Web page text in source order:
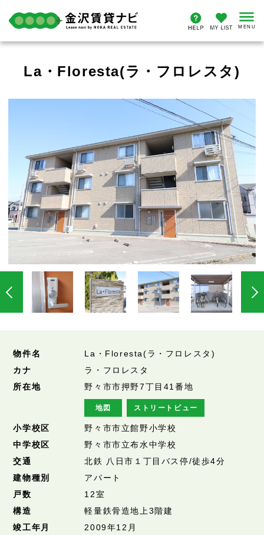
La・Floresta(ラ・フロレスタ)
物件名
La・Floresta(ラ・フロレスタ)
カナ
ラ・フロレスタ
所在地
野々市市押野7丁目41番地
地図 ストリートビュー
小学校区
野々市市立館野小学校
中学校区
野々市市立布水中学校
交通
北鉄 八日市１丁目バス停/徒歩4分
建物種別
アパート
戸数
12室
構造
軽量鉄骨造地上3階建
竣工年月
2009年12月